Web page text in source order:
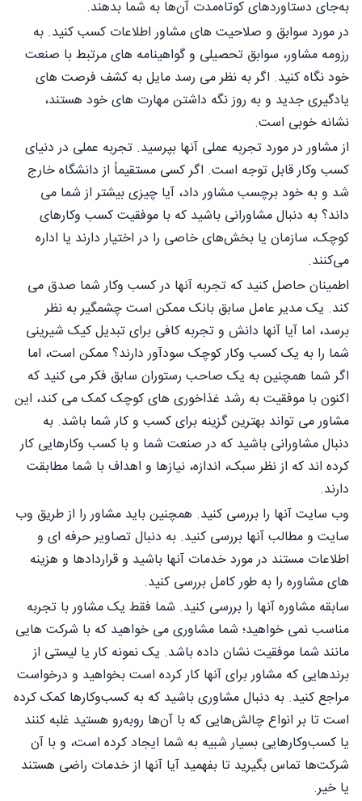
به‌جای دستاوردهای کوتاه‌مدت آن‌ها به شما بدهند.
در مورد سوابق و صلاحیت های مشاور اطلاعات کسب کنید. به
رزومه مشاور، سوابق تحصیلی و گواهینامه های مرتبط با صنعت
خود نگاه کنید. اگر به نظر می رسد مایل به کشف فرصت های
یادگیری جدید و به روز نگه داشتن مهارت های خود هستند،
نشانه خوبی است.
از مشاور در مورد تجربه عملی آنها بپرسید. تجربه عملی در دنیای
کسب وکار قابل توجه است. اگر کسی مستقیماً از دانشگاه خارج
شد و به خود برچسب مشاور داد، آیا چیزی بیشتر از شما می
داند؟ به دنبال مشاورانی باشید که با موفقیت کسب وکارهای
کوچک، سازمان‌ یا بخش‌های خاصی را در اختیار دارند یا اداره
می‌کنند.
اطمینان حاصل کنید که تجربه آنها در کسب وکار شما صدق می
کند. یک مدیر عامل سابق بانک ممکن است چشمگیر به نظر
برسد، اما آیا آنها دانش و تجربه کافی برای تبدیل کیک شیرینی
شما را به یک کسب وکار کوچک سودآور دارند؟ ممکن است، اما
اگر شما همچنین به یک صاحب رستوران سابق فکر می کنید که
اکنون با موفقیت به رشد غذاخوری های کوچک کمک می کند، این
مشاور می تواند بهترین گزینه برای کسب و کار شما باشد. به
دنبال مشاورانی باشید که در صنعت شما و با کسب وکارهایی کار
کرده اند که از نظر سبک، اندازه، نیازها و اهداف با شما مطابقت
دارند.
وب سایت آنها را بررسی کنید. همچنین باید مشاور را از طریق وب
سایت و مطالب آنها بررسی کنید. به دنبال تصاویر حرفه ای و
اطلاعات مستند در مورد خدمات آنها باشید و قراردادها و هزینه
های مشاوره را به طور کامل بررسی کنید.
سابقه مشاوره آنها را بررسی کنید. شما فقط یک مشاور با تجربه
مناسب نمی خواهید؛ شما مشاوری می خواهید که با شرکت هایی
مانند شما موفقیت نشان داده باشد. یک نمونه کار یا لیستی از
برندهایی که مشاور برای آنها کار کرده است بخواهید و درخواست
مراجع کنید. به دنبال مشاوری باشید که به کسب‌وکارها کمک کرده
است تا بر انواع چالش‌هایی که با آن‌ها روبه‌رو هستید غلبه کنند
یا کسب‌وکارهایی بسیار شبیه به شما ایجاد کرده است، و با آن
شرکت‌ها تماس بگیرید تا بفهمید آیا آنها از خدمات راضی هستند
یا خیر.